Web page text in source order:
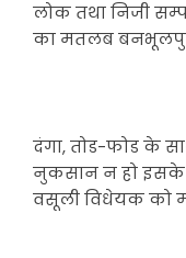
लोक तथा निजी
का मतलब
दंगा, तोड-फोड के
नुकसान न हो इसके
वसूली विधेयक को